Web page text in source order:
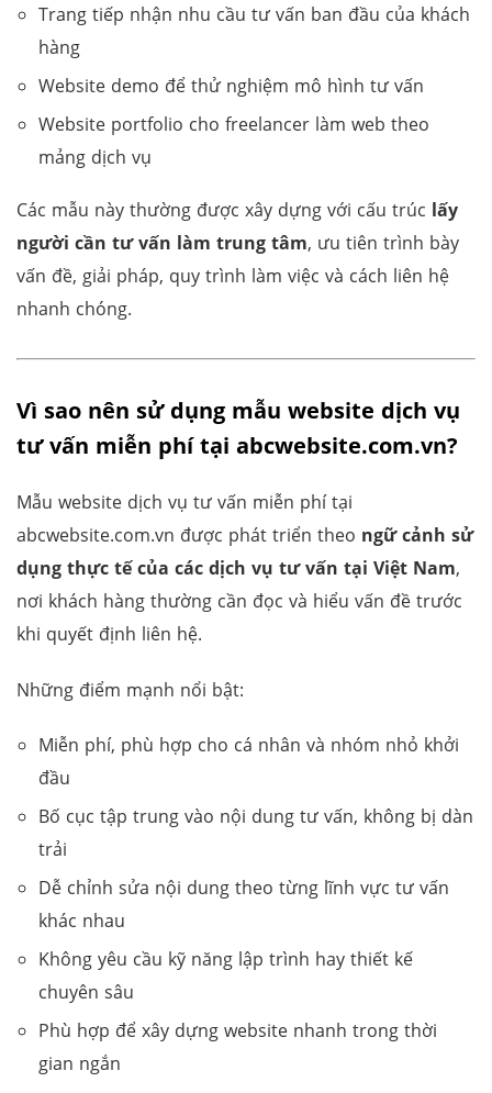
Trang tiếp nhận nhu cầu tư vấn ban đầu của khách
hàng
Website demo để thử nghiệm mô hình tư vấn
Website portfolio cho freelancer làm web theo
mảng dịch vụ
Các mẫu này thường được xây dựng với cấu trúc lấy
người cần tư vấn làm trung tâm, ưu tiên trình bày
vấn đề, giải pháp, quy trình làm việc và cách liên hệ
nhanh chóng.
Vì sao nên sử dụng mẫu website dịch vụ
tư vấn miễn phí tại abcwebsite.com.vn?
Mẫu website dịch vụ tư vấn miễn phí tại
abcwebsite.com.vn được phát triển theo ngữ cảnh sử
dụng thực tế của các dịch vụ tư vấn tại Việt Nam,
nơi khách hàng thường cần đọc và hiểu vấn đề trước
khi quyết định liên hệ.
Những điểm mạnh nổi bật:
Miễn phí, phù hợp cho cá nhân và nhóm nhỏ khởi
đầu
Bố cục tập trung vào nội dung tư vấn, không bị dàn
trải
Dễ chỉnh sửa nội dung theo từng lĩnh vực tư vấn
khác nhau
Không yêu cầu kỹ năng lập trình hay thiết kế
chuyên sâu
Phù hợp để xây dựng website nhanh trong thời
gian ngắn